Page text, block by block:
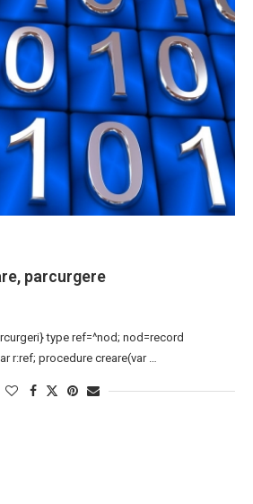
parcurgere
type ref=^nod; nod=record
r:ref; procedure creare(var …